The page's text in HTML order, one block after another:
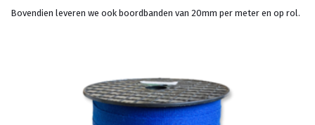
Bovendien leveren we ook boordbanden van 20mm per meter en op rol.